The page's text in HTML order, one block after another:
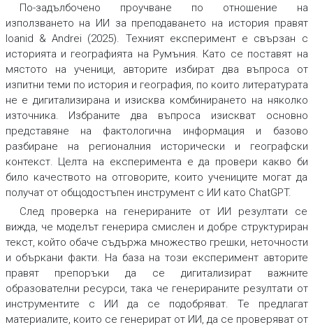
По-задълбочено проучване по отношение на
използването на ИИ за преподаването на история правят
Ioanid & Andrei (2025). Техният експеримент е свързан с
историята и географията на Румъния. Като се поставят на
мястото на ученици, авторите избират два въпроса от
изпитни теми по история и география, по които литературата
не е дигитализирана и изисква комбинирането на няколко
източника. Избраните два въпроса изискват основно
представяне на фактологична информация и базово
разбиране на регионалния исторически и географски
контекст. Целта на експеримента е да провери какво би
било качеството на отговорите, които учениците могат да
получат от общодостъпен инструмент с ИИ като ChatGPT.
След проверка на генерираните от ИИ резултати се
вижда, че моделът генерира смислен и добре структуриран
текст, който обаче съдържа множество грешки, неточности
и объркани факти. На база на този експеримент авторите
правят препоръки да се дигитализират важните
образователни ресурси, така че генерираните резултати от
инструментите с ИИ да се подобряват. Те предлагат
материалите, които се генерират от ИИ, да се проверяват от